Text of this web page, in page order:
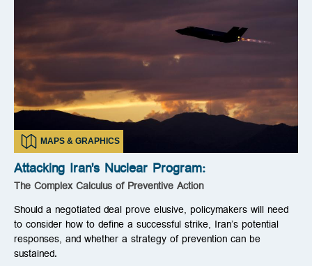
MAPS & GRAPHICS
Attacking Iran's Nuclear Program:
The Complex Calculus of Preventive Action
Should a negotiated deal prove elusive, policymakers will need
to consider how to define a successful strike, Iran’s potential
responses, and whether a strategy of prevention can be
sustained.